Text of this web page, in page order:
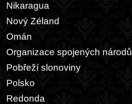
Nikaragua
Nový Zéland
Omán
Organizace spojených národů
Pobřeží slonoviny
Polsko
Redonda